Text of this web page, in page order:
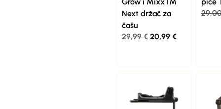
Next držač za
čašu
29,99€ 20,99 €